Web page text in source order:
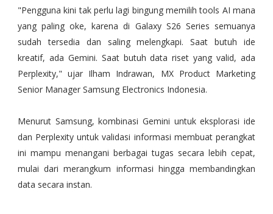
"Pengguna kini tak perlu lagi bingung memilih tools AI mana
yang paling oke, karena di Galaxy S26 Series semuanya
sudah tersedia dan saling melengkapi. Saat butuh ide
kreatif, ada Gemini. Saat butuh data riset yang valid, ada
Perplexity," ujar Ilham Indrawan, MX Product Marketing
Senior Manager Samsung Electronics Indonesia.
Menurut Samsung, kombinasi Gemini untuk eksplorasi ide
dan Perplexity untuk validasi informasi membuat perangkat
ini mampu menangani berbagai tugas secara lebih cepat,
mulai dari merangkum informasi hingga membandingkan
data secara instan.